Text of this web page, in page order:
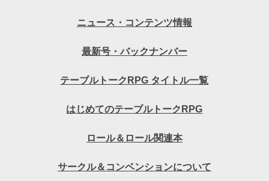
ニュース・コンテンツ情報
最新号・バックナンバー
テーブルトークRPG タイトル一覧
はじめてのテーブルトークRPG
ロール＆ロール関連本
サークル＆コンベンションについて